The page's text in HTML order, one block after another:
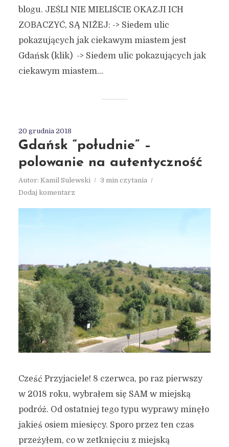
blogu. JEŚLI NIE MIELIŚCIE OKAZJI ICH
ZOBACZYĆ, SĄ NIŻEJ: -> Siedem ulic
pokazujących jak ciekawym miastem jest
Gdańsk (klik) -> Siedem ulic pokazujących jak
ciekawym miastem...
20 grudnia 2018
Gdańsk “południe” –
polowanie na autentyczność
Autor: Kamil Sulewski
3 min czytania
Dodaj komentarz
Cześć Przyjaciele! 8 czerwca, po raz pierwszy
w 2018 roku, wybrałem się SAM w miejską
podróż. Od ostatniej tego typu wyprawy minęło
jakieś osiem miesięcy. Sporo przez ten czas
przeżyłem, co w zetknięciu z miejską